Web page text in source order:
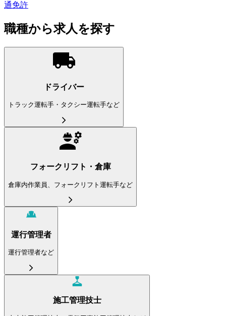
通免許
職種から求人を探す
ドライバー
トラック運転手・タクシー運転手など
フォークリフト・倉庫
倉庫内作業員、フォークリフト運転手など
運行管理者
運行管理者など
施工管理技士